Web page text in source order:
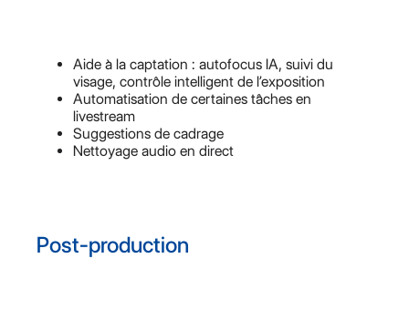
Aide à la captation : autofocus IA, suivi du
visage, contrôle intelligent de l’exposition
Automatisation de certaines tâches en
livestream
Suggestions de cadrage
Nettoyage audio en direct
Post-production